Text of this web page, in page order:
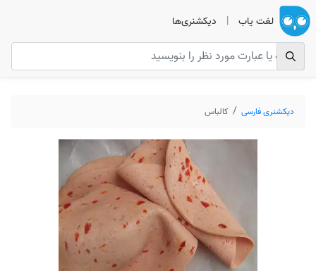
لغت یاب | دیکشنری‌ها
دیکشنری فارسی کالباس